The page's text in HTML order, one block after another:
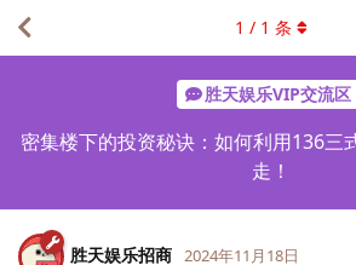
胜天娱乐VIP交流区
密集楼下的投资秘诀：如何利用136三
走！
1 / 1 条
胜天娱乐招商 2024年11月18日